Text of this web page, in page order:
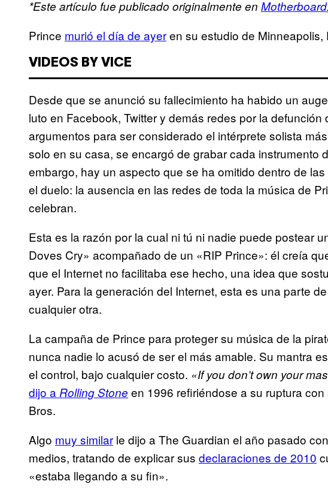
*Este artículo fue publicado originalmente en Motherboard
Prince murió el día de ayeren su estudio de
VIDEOS BY VICE
Desde que se anunció su fallecimiento ha habido un
luto en Facebook, Twitter y demás redes por la
argumentos para ser considerado el intérprete solista
solo en su casa, se encargó de grabar cada instrumento
embargo, hay un aspecto que se ha omitido dentro de
el duelo: la ausencia en las redes de toda la música de
celebran.
Esta es la razón por la cual ni tú ni nadie puede postear
Doves Cry» acompañado de un «RIP Prince»: él creía
que el Internet no facilitaba ese hecho, una idea que
ayer. Para la generación del Internet, esta es una parte
cualquier otra.
La campaña de Prince para proteger su música de la
nunca nadie lo acusó de ser el más amable. Su mantra
el control, bajo cualquier costo. «If you don’t own your
dijo a Rolling Stone en 1996 refiriéndose a su ruptura
Bros.
Algo muy similar le dijo a The Guardian el año pasado
medios, tratando de explicar sus declaraciones de 2010
«estaba llegando a su fin».